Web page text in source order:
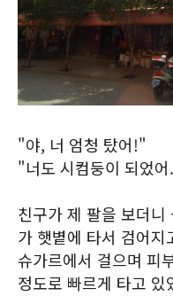
"야, 너 엄청 탔어!"
"너도 시컴둥이 되었
친구가 제 팔을 보더
가 햇볕에 타서 검어
슈가르에서 걸으며 피
정도로 빠르게 타고